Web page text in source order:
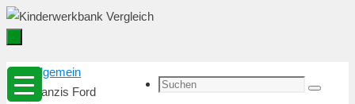
Zum
Inhalt
springen
Startseite
Allgemein
Franzis Ford
Suche
Suchen